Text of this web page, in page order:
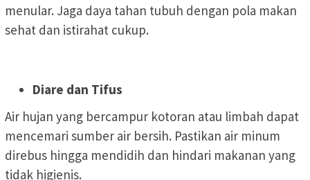
menular. Jaga daya tahan tubuh dengan pola makan
sehat dan istirahat cukup.
Diare dan Tifus
Air hujan yang bercampur kotoran atau limbah dapat
mencemari sumber air bersih. Pastikan air minum
direbus hingga mendidih dan hindari makanan yang
tidak higienis.